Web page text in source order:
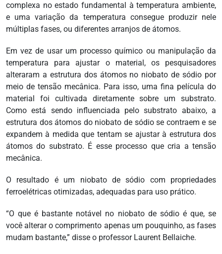
complexa no estado fundamental à temperatura ambiente,
e uma variação da temperatura consegue produzir nele
múltiplas fases, ou diferentes arranjos de átomos.
Em vez de usar um processo químico ou manipulação da
temperatura para ajustar o material, os pesquisadores
alteraram a estrutura dos átomos no niobato de sódio por
meio de tensão mecânica. Para isso, uma fina película do
material foi cultivada diretamente sobre um substrato.
Como está sendo influenciada pelo substrato abaixo, a
estrutura dos átomos do niobato de sódio se contraem e se
expandem à medida que tentam se ajustar à estrutura dos
átomos do substrato. É esse processo que cria a tensão
mecânica.
O resultado é um niobato de sódio com propriedades
ferroelétricas otimizadas, adequadas para uso prático.
“O que é bastante notável no niobato de sódio é que, se
você alterar o comprimento apenas um pouquinho, as fases
mudam bastante,” disse o professor Laurent Bellaiche.